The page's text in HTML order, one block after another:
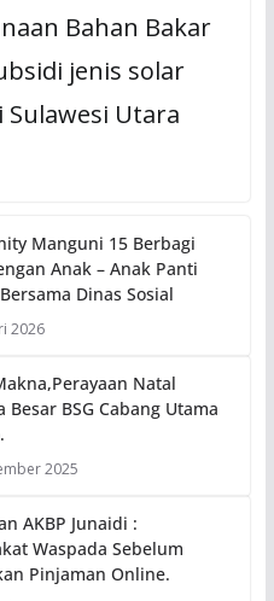
Bahan Bakar
jenis solar
Utara
Manguni 15 Berbagi
Anak – Anak Panti
Dinas Sosial
2026
Natal
Besar BSG Cabang Utama
2025
AKBP Junaidi :
Waspada Sebelum
Pinjaman Online.